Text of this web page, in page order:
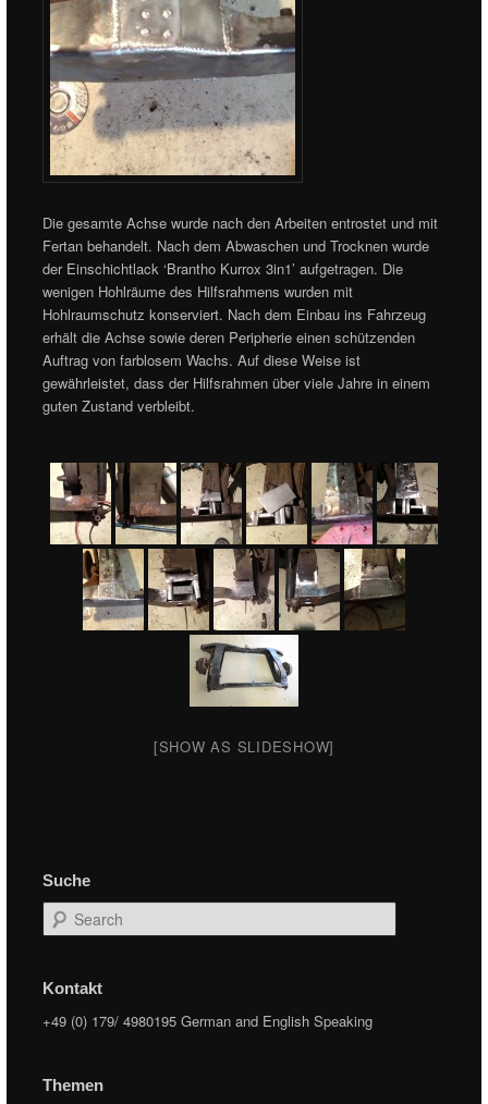
Die gesamte Achse wurde nach den Arbeiten entrostet und mit
Fertan behandelt. Nach dem Abwaschen und Trocknen wurde
der Einschichtlack ‘Brantho Kurrox 3in1’ aufgetragen. Die
wenigen Hohlräume des Hilfsrahmens wurden mit
Hohlraumschutz konserviert. Nach dem Einbau ins Fahrzeug
erhält die Achse sowie deren Peripherie einen schützenden
Auftrag von farblosem Wachs. Auf diese Weise ist
gewährleistet, dass der Hilfsrahmen über viele Jahre in einem
guten Zustand verbleibt.
[SHOW AS SLIDESHOW]
Suche
Search
Kontakt
+49 (0) 179/ 4980195 German and English Speaking
Themen